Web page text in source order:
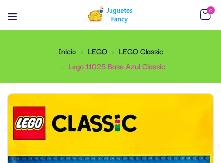
0
Inicio LEGO
LEGO Classic
Lego 11025 Base Azul Classic